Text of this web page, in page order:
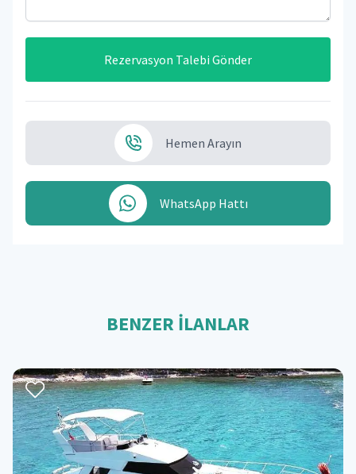
Rezervasyon Talebi Gönder
Hemen Arayın
WhatsApp Hattı
BENZER İLANLAR